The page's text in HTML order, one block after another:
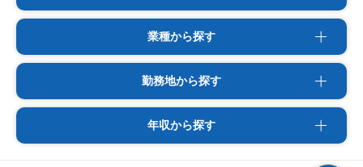
業種から探す
勤務地から探す
年収から探す